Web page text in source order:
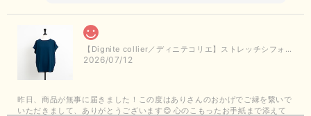
【Dignite collier／ディニテコリエ】ストレッチシフォンブラウス（ブルー）＊再入荷予定
2026/07/12
昨日、商品が無事に届きました！この度はありさんのおかげでご縁を繋いで
いただきまして、ありがとうございます😊 心のこもったお手紙まで添えて